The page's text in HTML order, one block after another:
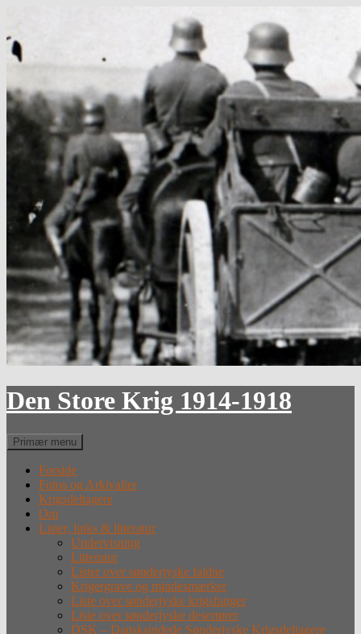
indhold
Den Store Krig 1914-1918
Søg
Primær menu
Forside
Fotos og Arkivalier
Krigsdeltagere
Om
Lister, links & litteratur
Undervisning
Litteratur
Lister over sønderjyske faldne
Krigergrave og mindesmærker
Liste over sønderjyske krigsfanger
Liste over sønderjyske desertører
DSK – Dansksindede Sønderjyske Krigsdeltagere